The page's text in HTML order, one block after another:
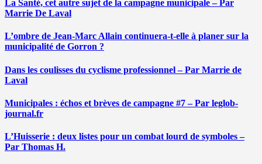
La Santé, cet autre sujet de la campagne municipale – Par
Marrie De Laval
L’ombre de Jean-Marc Allain continuera-t-elle à planer sur la
municipalité de Gorron ?
Dans les coulisses du cyclisme professionnel – Par Marrie de
Laval
Municipales : échos et brèves de campagne #7 – Par leglob-
journal.fr
L’Huisserie : deux listes pour un combat lourd de symboles –
Par Thomas H.